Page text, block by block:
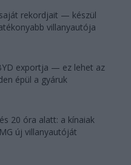
rekordjait — készül
villanyautója
exportja — ez lehet az
épül a gyáruk
20 óra alatt: a kínaiak
új villanyautóját